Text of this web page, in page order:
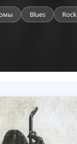
Blues Rock